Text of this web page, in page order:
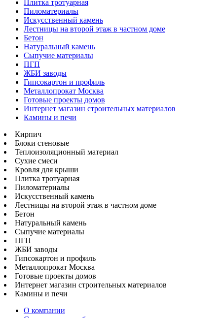
Плитка тротуарная
Пиломатериалы
Искусственный камень
Лестницы на второй этаж в частном доме
Бетон
Натуральный камень
Сыпучие материалы
ПГП
ЖБИ заводы
Гипсокартон и профиль
Металлопрокат Москва
Готовые проекты домов
Интернет магазин строительных материалов
Камины и печи
Кирпич
Блоки стеновые
Теплоизоляционный материал
Сухие смеси
Кровля для крыши
Плитка тротуарная
Пиломатериалы
Искусственный камень
Лестницы на второй этаж в частном доме
Бетон
Натуральный камень
Сыпучие материалы
ПГП
ЖБИ заводы
Гипсокартон и профиль
Металлопрокат Москва
Готовые проекты домов
Интернет магазин строительных материалов
Камины и печи
О компании